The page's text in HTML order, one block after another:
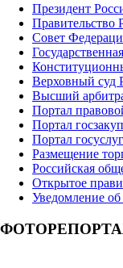
Президент
Правительство
Совет
Верховный суд
Высший
Портал
Портал
Портал госуслуг
Размещение
Российская
Открытое
Уведомление об